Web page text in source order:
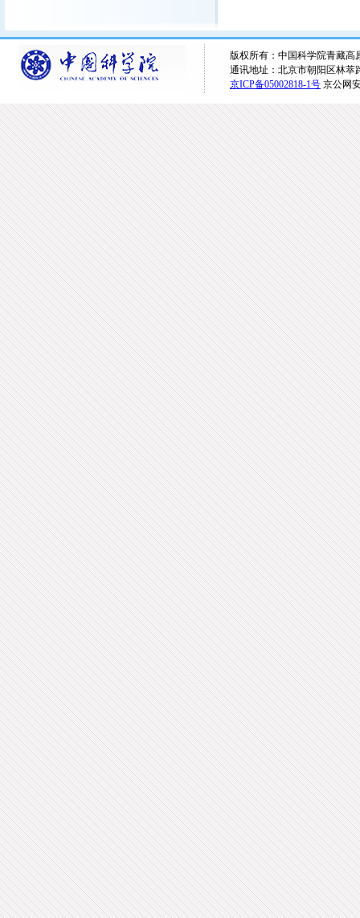
版权所有：中国科学院青藏高
通讯地址：北京市朝阳区林萃
京ICP备05002818-1号 京公网